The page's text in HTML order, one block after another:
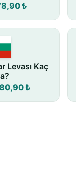
₺
Levası Kaç
₺